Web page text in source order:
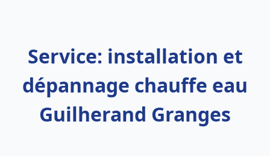
Service: installation et
dépannage chauffe eau
Guilherand Granges